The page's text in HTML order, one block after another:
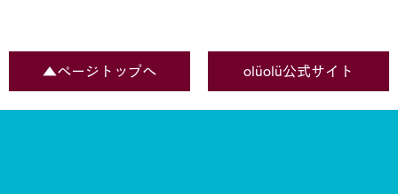
▲ページトップへ olüolü公式サイト